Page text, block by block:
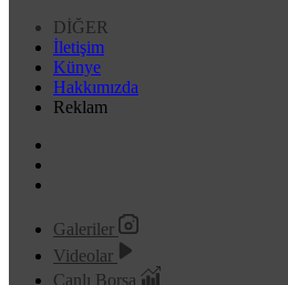
DİĞER
İletişim
Künye
Hakkımızda
Reklam
Galeriler
Videolar
Canlı Borsa